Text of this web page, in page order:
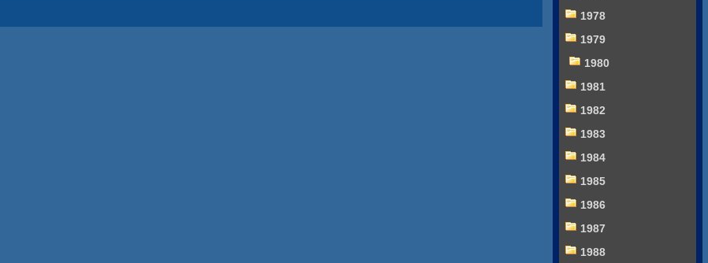
1978
1979
1980
1981
1982
1983
1984
1985
1986
1987
1988